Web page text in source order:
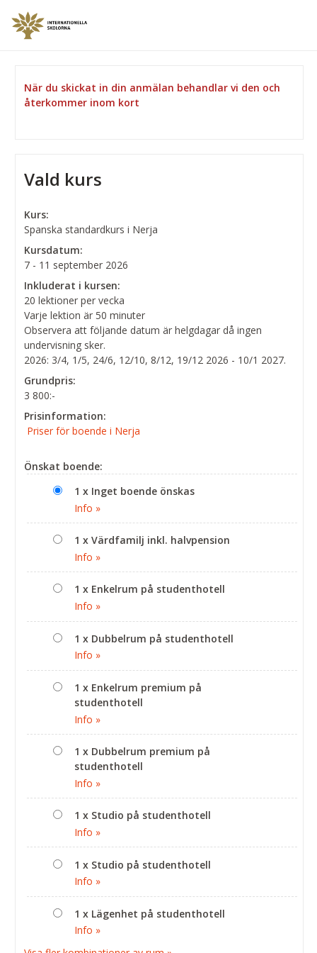
När du skickat in din anmälan behandlar vi den och
återkommer inom kort
Vald kurs
Kurs:
Spanska standardkurs i Nerja
Kursdatum:
7 - 11 september 2026
Inkluderat i kursen:
20 lektioner per vecka
Varje lektion är 50 minuter
Observera att följande datum är helgdagar då ingen
undervisning sker.
2026: 3/4, 1/5, 24/6, 12/10, 8/12, 19/12 2026 - 10/1 2027.
Grundpris:
3 800:-
Prisinformation:
Priser för boende i Nerja
Önskat boende:
1 x Inget boende önskas
Info »
1 x Värdfamilj inkl. halvpension
Info »
1 x Enkelrum på studenthotell
Info »
1 x Dubbelrum på studenthotell
Info »
1 x Enkelrum premium på
studenthotell
Info »
1 x Dubbelrum premium på
studenthotell
Info »
1 x Studio på studenthotell
Info »
1 x Studio på studenthotell
Info »
1 x Lägenhet på studenthotell
Info »